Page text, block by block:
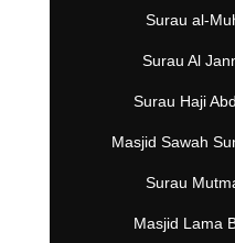
Surau al-
Surau Al
Surau Haji
Masjid Sawah
Surau
Masjid Lama